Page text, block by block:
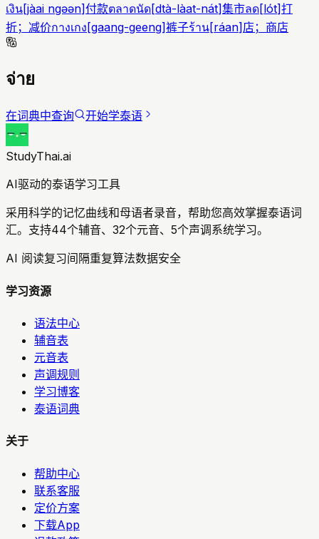
เงิน[jàai ngəən]付款ตลาดนัด[dtà-làat-nát]集市ลด[lót]打
折；减价กางเกง[gaang-geeng]裤子ร้าน[ráan]店；商店
จ่าย
在词典中查询 开始学泰语
StudyThai.ai
AI驱动的泰语学习工具
采用科学的记忆曲线和母语者录音，帮助您高效掌握泰语词
汇。支持44个辅音、32个元音、5个声调系统学习。
AI 阅读复习间隔重复算法数据安全
学习资源
语法中心
辅音表
元音表
声调规则
学习博客
泰语词典
关于
帮助中心
联系客服
定价方案
下载App